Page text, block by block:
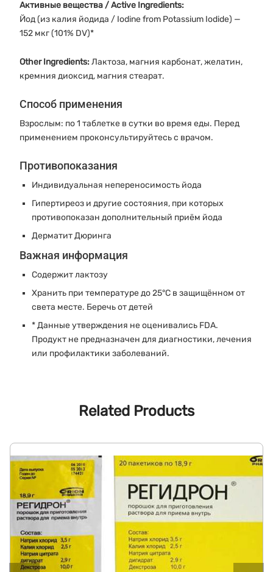
Активные вещества / Active Ingredients:
Йод (из калия йодида / Iodine from Potassium Iodide) —
152 мкг (101% DV)*
Other Ingredients:Лактоза, магния карбонат, желатин,
кремния диоксид, магния стеарат.
Способ применения
Взрослым: по 1 таблетке в сутки во время еды. Перед
применением проконсультируйтесь с врачом.
Противопоказания
Индивидуальная непереносимость йода
Гипертиреоз и другие состояния, при которых
противопоказан дополнительный приём йода
Дерматит Дюринга
Важная информация
Содержит лактозу
Хранить при температуре до 25°C в защищённом от
света месте. Беречь от детей
* Данные утверждения не оценивались FDA.
Продукт не предназначен для диагностики, лечения
или профилактики заболеваний.
Related Products